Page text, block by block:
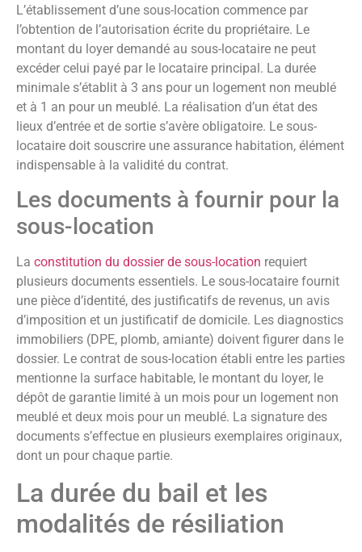
L’établissement d’une sous-location commence par
l’obtention de l’autorisation écrite du propriétaire. Le
montant du loyer demandé au sous-locataire ne peut
excéder celui payé par le locataire principal. La durée
minimale s’établit à 3 ans pour un logement non meublé
et à 1 an pour un meublé. La réalisation d’un état des
lieux d’entrée et de sortie s’avère obligatoire. Le sous-
locataire doit souscrire une assurance habitation, élément
indispensable à la validité du contrat.
Les documents à fournir pour la
sous-location
La constitution du dossier de sous-location requiert
plusieurs documents essentiels. Le sous-locataire fournit
une pièce d’identité, des justificatifs de revenus, un avis
d’imposition et un justificatif de domicile. Les diagnostics
immobiliers (DPE, plomb, amiante) doivent figurer dans le
dossier. Le contrat de sous-location établi entre les parties
mentionne la surface habitable, le montant du loyer, le
dépôt de garantie limité à un mois pour un logement non
meublé et deux mois pour un meublé. La signature des
documents s’effectue en plusieurs exemplaires originaux,
dont un pour chaque partie.
La durée du bail et les
modalités de résiliation